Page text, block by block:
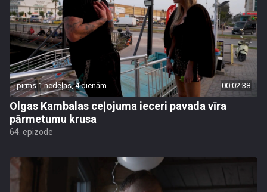
pirms 1 nedēļas, 4 dienām 00:02:38
Olgas Kambalas ceļojuma ieceri pavada vīra
pārmetumu krusa
64. epizode